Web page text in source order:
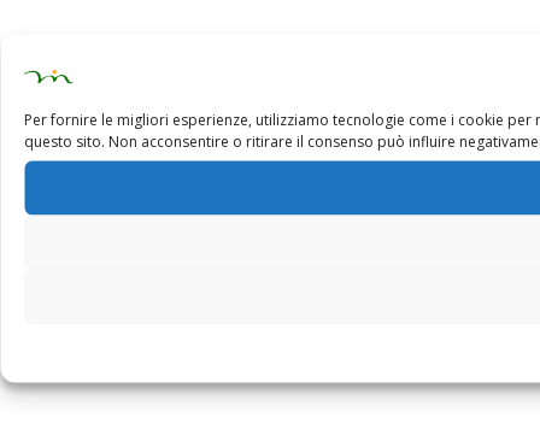
Per fornire le migliori esperienze, utilizziamo tecnologie come i cookie
questo sito. Non acconsentire o ritirare il consenso può influire